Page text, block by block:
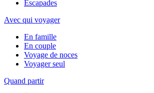
Escapades
Avec qui voyager
En famille
En couple
Voyage de noces
Voyager seul
Quand partir